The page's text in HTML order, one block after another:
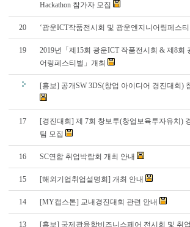
Hackathon 참가자 모집
20 ‘광운ICT작품전시회 및 광운엔지니어링페스티
19
2019년「제15회 광운ICT 작품전시회 & 제8회
어링페스티벌」개최
[홍보] 공개SW 3DS(창업 아이디어 경진대회)
17
[경진대회] 제 7회 창보투(창업보육투자유치)
팀 모집
16 SC연합 취업박람회 개최 안내
15 [해외기업취업설명회] 개최 안내
14 [MY캡스톤] 교내경진대회 관련 안내
13 [홍보] 국제광융합비즈니스페어 전시회 및 취